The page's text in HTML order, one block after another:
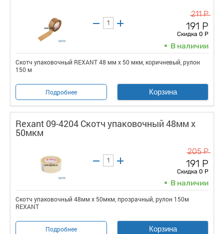
211 Р
191 Р
Скидка 0 Р
В наличии
Скотч упаковочный REXANT 48 мм х 50 мкм, коричневый, рулон
150 м
Подробнее Корзина
Rexant 09-4204 Скотч упаковочный 48мм х
50мкм
205 Р
191 Р
Скидка 0 Р
В наличии
Скотч упаковочный 48мм х 50мкм, прозрачный, рулон 150м
REXANT
Подробнее Корзина